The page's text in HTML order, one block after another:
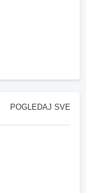
POGLEDAJ SVE